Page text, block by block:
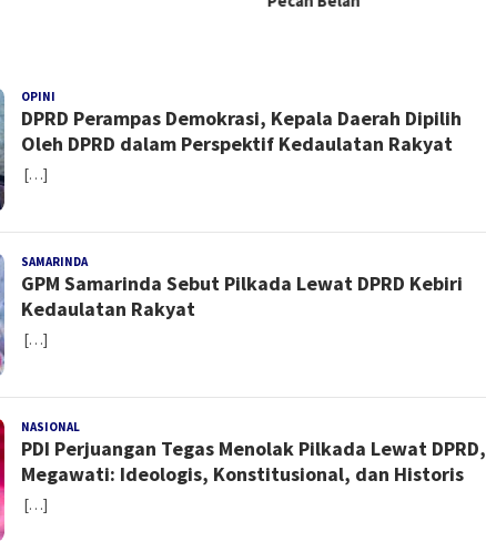
OPINI
DPRD Perampas Demokrasi, Kepala Daerah Dipilih
Oleh DPRD dalam Perspektif Kedaulatan Rakyat
[…]
SAMARINDARedaksi
GPM Samarinda Sebut Pilkada Lewat DPRD Kebiri
Kedaulatan Rakyat
[…]
NASIONAL
PDI Perjuangan Tegas Menolak Pilkada Lewat DPRD,
Megawati: Ideologis, Konstitusional, dan Historis
[…]